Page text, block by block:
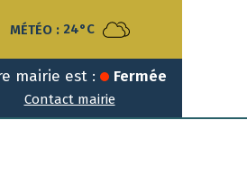
MÉTÉO : 24°C
mairie est : Fermée
Contact mairie